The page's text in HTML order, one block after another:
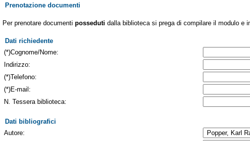
Prenotazione documenti
Per prenotare documenti posseduti dalla biblioteca si prega di compilare il modulo e
Dati richiedente
(*)Cognome/Nome:
Indirizzo:
(*)Telefono:
(*)E-mail:
N. Tessera biblioteca:
Dati bibliografici
Autore: